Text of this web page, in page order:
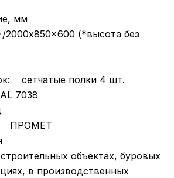
мм
(*высота без
сетчатые полки 4 шт.
7038
ПРОМЕТ
объектах, буровых
в производственных